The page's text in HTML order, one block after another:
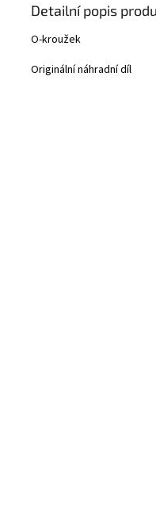
Detailní popis
O-kroužek
Originální náhradní díl